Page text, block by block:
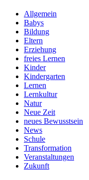
Allgemein
Babys
Bildung
Eltern
Erziehung
freies Lernen
Kinder
Kindergarten
Lernen
Lernkultur
Natur
Neue Zeit
neues Bewusstsein
News
Schule
Transformation
Veranstaltungen
Zukunft